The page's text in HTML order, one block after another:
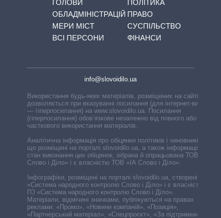
ГОЛОВИ
ОБЛАДМІНІСТРАЦІЙ
МЕРИ МІСТ
ВСІ ПЕРСОНИ
ПОЛІТИКА
ПРАВО
СУСПІЛЬСТВО
ФІНАНСИ
info@slovoidilo.ua
Використання будь-яких матеріалів, розміщених на сайті,
дозволяється при вказуванні посилання (для інтернет-видань
— гіперпосилання) на www.slovoidilo.ua. Посилання
(гіперпосилання) обов’язкове незалежно від повного або
часткового використання матеріалів.
Аналітична інформація про обіцянки політиків і чиновників,
що розміщені на порталі slovoidilo.ua, а також інформація про
стан виконання цих обіцянок, зібрана й опрацьована ТОВ «ІА
Слово і Діло» і є власністю ТОВ «ІА Слово і Діло».
Інфографіки, розміщені на порталі slovoidilo.ua, створені ГО
«Система народного контролю Слово і Діло» і є власністю
ГО «Система народного контролю Слово і Діло».
Матеріали, відмічені значками, публікуються на правах
реклами: «Промо», «Новини компаній», «Позиція»,
«Партнерський матеріал», «Спецпроєкт», «За підтримки».